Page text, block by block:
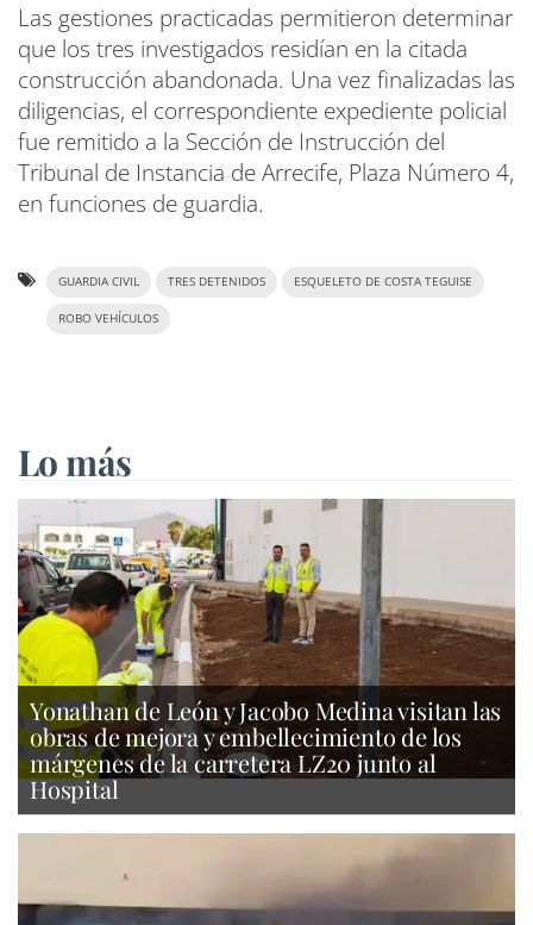
Las gestiones practicadas permitieron determinar
que los tres investigados residían en la citada
construcción abandonada. Una vez finalizadas las
diligencias, el correspondiente expediente policial
fue remitido a la Sección de Instrucción del
Tribunal de Instancia de Arrecife, Plaza Número 4,
en funciones de guardia.
GUARDIA CIVIL TRES DETENIDOS ESQUELETO DE COSTA TEGUISE
ROBO VEHÍCULOS
Lo más
Yonathan de León y Jacobo Medina visitan las
obras de mejora y embellecimiento de los
márgenes de la carretera LZ20 junto al
Hospital